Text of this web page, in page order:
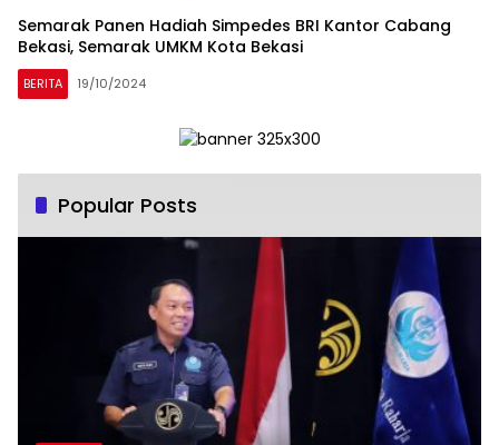
Semarak Panen Hadiah Simpedes BRI Kantor Cabang
Bekasi, Semarak UMKM Kota Bekasi
BERITA 19/10/2024
Popular Posts